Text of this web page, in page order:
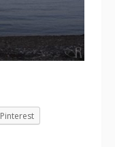
Pinterest